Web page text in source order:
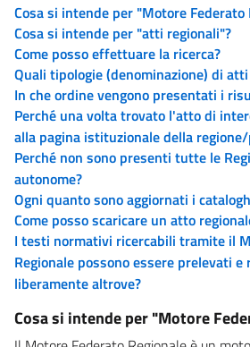
Cosa si intende per "Motore Federato
Cosa si intende per "atti regionali"?
Come posso effettuare la ricerca?
Quali tipologie (denominazione) di
In che ordine vengono presentati i
Perché una volta trovato l'atto di
alla pagina istituzionale della
Perché non sono presenti tutte le
autonome?
Ogni quanto sono aggiornati i
Come posso scaricare un atto
I testi normativi ricercabili tramite il
Regionale possono essere prelevati
liberamente altrove?
Cosa si intende per "Motore